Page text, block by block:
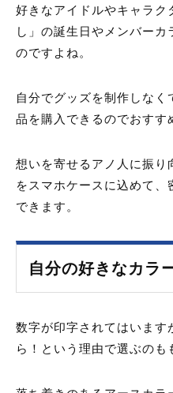
好きなアイドルやキャラク
し」の誕生日やメンバー
のですよね。
自分でグッズを制作しな
品を購入できるのでおすす
想いを寄せるアノ人に振り
をスマホケースに込めて
できます。
自分の好きなカラ
数字が印字されてはいま
ら！という理由で選ぶのも